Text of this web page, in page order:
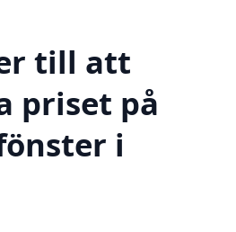
till att
priset på
i